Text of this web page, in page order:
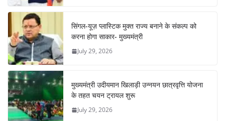
सिंगल-यूज़ प्लास्टिक मुक्त राज्य बनाने के संकल्प को
करना होगा साकार- मुख्यमंत्री
July 29, 2026
मुख्यमंत्री उदीयमान खिलाड़ी उन्नयन छात्रवृत्ति योजना
के तहत चयन ट्रायल शुरू
July 29, 2026